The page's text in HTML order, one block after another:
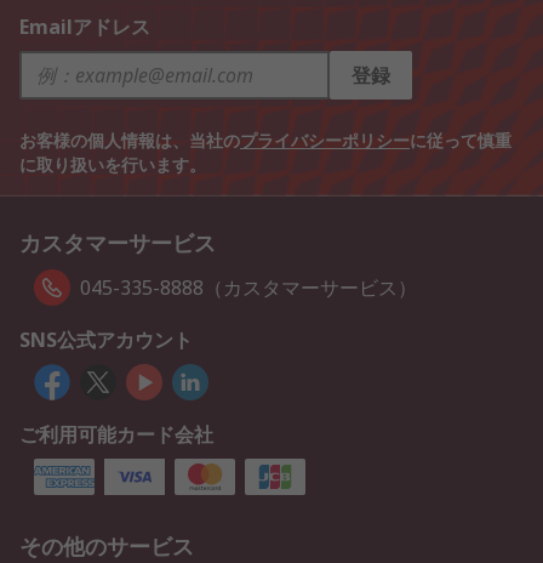
Emailアドレス
登録
お客様の個人情報は、当社のプライバシーポリシーに従って慎重
に取り扱いを行います。
カスタマーサービス
045-335-8888（カスタマーサービス）
SNS公式アカウント
ご利用可能カード会社
その他のサービス